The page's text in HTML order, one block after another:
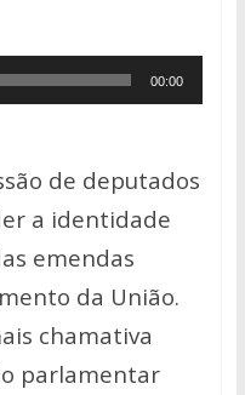
00:00
de deputados
a identidade
emendas
da União.
chamativa
parlamentar